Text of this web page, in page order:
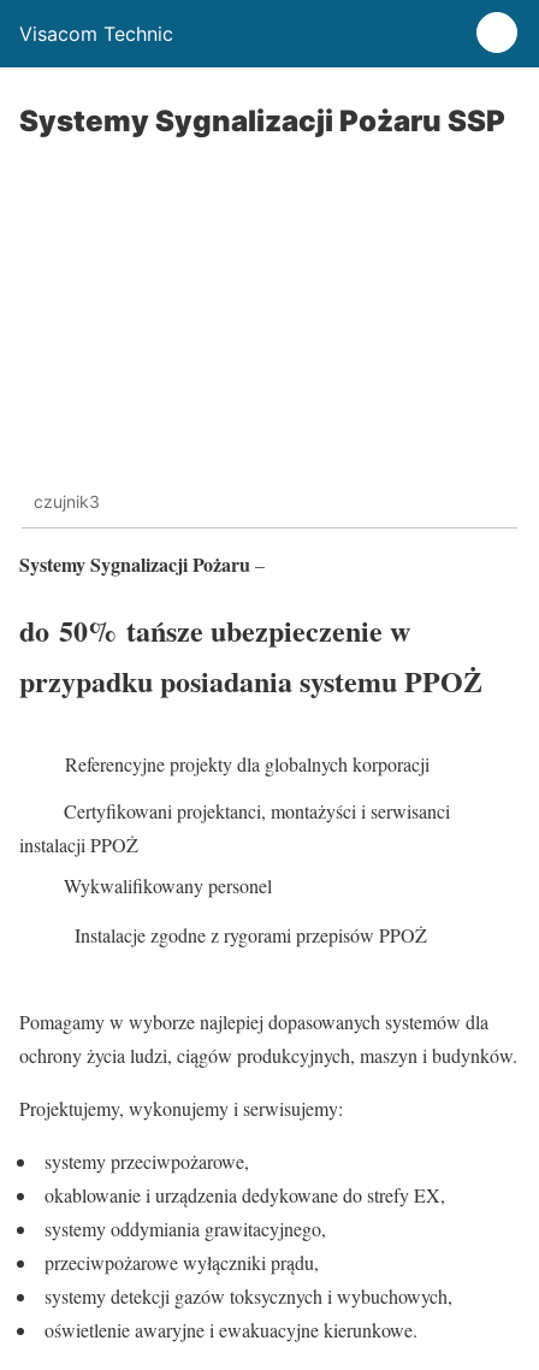
Visacom Technic
Systemy Sygnalizacji Pożaru SSP
czujnik3
Systemy Sygnalizacji Pożaru–
do 50% tańsze ubezpieczenie w
przypadku posiadania systemu PPOŻ
Referencyjne projekty dla globalnych korporacji
Certyfikowani projektanci, montażyści i serwisanci
instalacji PPOŻ
Wykwalifikowany personel
Instalacje zgodne z rygorami przepisów PPOŻ
Pomagamy w wyborze najlepiej dopasowanych systemów dla
ochrony życia ludzi, ciągów produkcyjnych, maszyn i budynków.
Projektujemy, wykonujemy i serwisujemy:
systemy przeciwpożarowe,
okablowanie i urządzenia dedykowane do strefy EX,
systemy oddymiania grawitacyjnego,
przeciwpożarowe wyłączniki prądu,
systemy detekcji gazów toksycznych i wybuchowych,
oświetlenie awaryjne i ewakuacyjne kierunkowe.